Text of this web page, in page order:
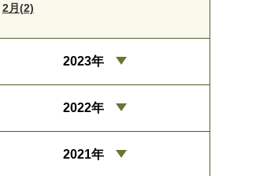
2月(2)
2023年
2022年
2021年